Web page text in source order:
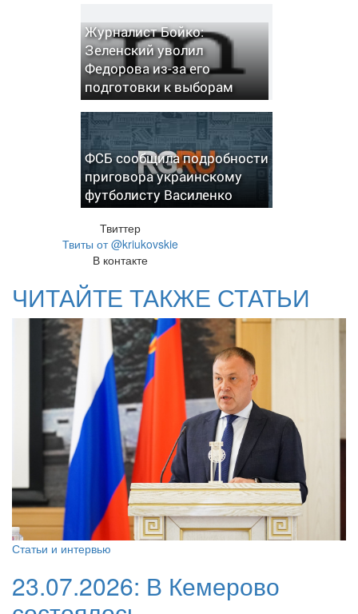
Журналист Бойко:
Зеленский уволил
Федорова из-за его
подготовки к выборам
ФСБ сообщила подробности
приговора украинскому
футболисту Василенко
Твиттер
Твиты от @kriukovskie
В контакте
ЧИТАЙТЕ ТАКЖЕ СТАТЬИ
Статьи и интервью
23.07.2026: В Кемерово